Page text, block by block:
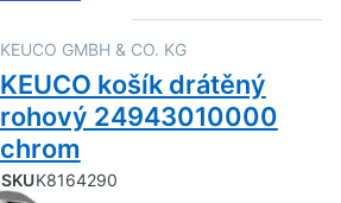
KEUCO GMBH & CO. KG
KEUCO košík drátěný
rohový 24943010000
chrom
SKUK8164290